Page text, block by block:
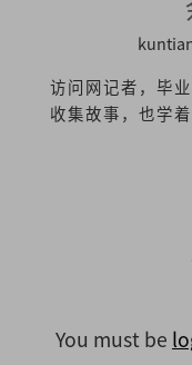
访问网记者，毕
收集故事，也学
You must be